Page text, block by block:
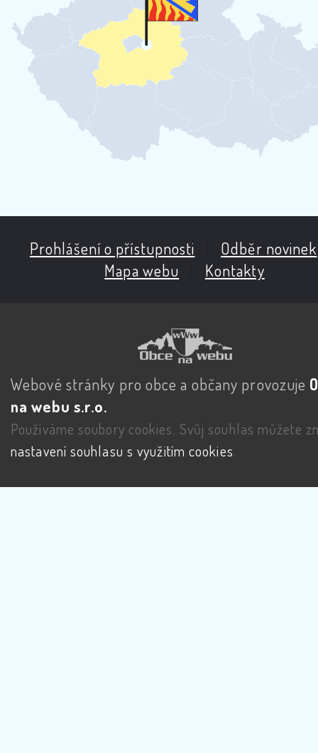
Prohlášení o přístupnosti Odběr novinek
Mapa webu
Kontakty
Webové stránky pro obce a občany provozuje
na webu s.r.o.
Používáme soubory cookies. Svůj souhlas můžete
nastavení souhlasu s využitím cookies.